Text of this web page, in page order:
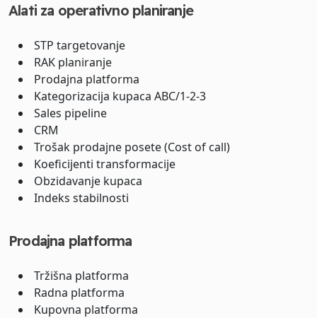
Alati za operativno planiranje
STP targetovanje
RAK planiranje
Prodajna platforma
Kategorizacija kupaca ABC/1-2-3
Sales pipeline
CRM
Trošak prodajne posete (Cost of call)
Koeficijenti transformacije
Obzidavanje kupaca
Indeks stabilnosti
Prodajna platforma
Tržišna platforma
Radna platforma
Kupovna platforma